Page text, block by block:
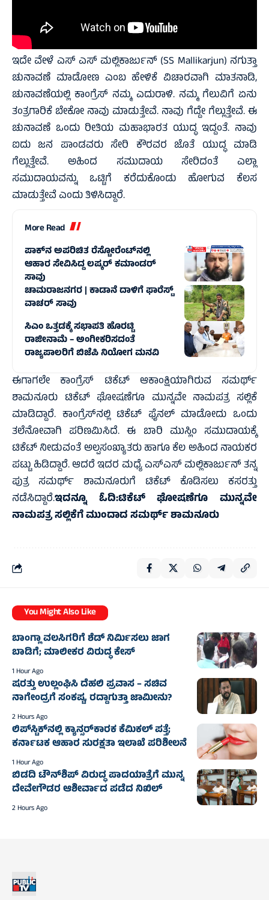
ಇದೇ ವೇಳೆ ಎಸ್ ಎಸ್ ಮಲ್ಲಿಕಾರ್ಜುನ್ (SS Mallikarjun) ನಗುತ್ತಾ
ಚುನಾವಣೆ ಮಾಡೋಣ ಎಂಬ ಹೇಳಿಕೆ ವಿಚಾರವಾಗಿ ಮಾತನಾಡಿ,
ಚುನಾವಣೆಯಲ್ಲಿ ಕಾಂಗ್ರೆಸ್ ನಮ್ಮ ಎದುರಾಳಿ. ನಮ್ಮ ಗೆಲುವಿಗೆ ಏನು
ತಂತ್ರಗಾರಿಕೆ ಬೇಕೋ ನಾವು ಮಾಡುತ್ತೇವೆ. ನಾವು ಗೆದ್ದೇ ಗೆಲ್ಲುತ್ತೇವೆ. ಈ
ಚುನಾವಣೆ ಒಂದು ರೀತಿಯ ಮಹಾಭಾರತ ಯುದ್ಧ ಇದ್ದಂತೆ. ನಾವು
ಐದು ಜನ ಪಾಂಡವರು ಸೇರಿ ಕೌರವರ ಜೊತೆ ಯುದ್ಧ ಮಾಡಿ
ಗೆಲ್ಲುತ್ತೇವೆ. ಅಹಿಂದ ಸಮುದಾಯ ಸೇರಿದಂತೆ ಎಲ್ಲಾ
ಸಮುದಾಯವನ್ನು ಒಟ್ಟಿಗೆ ಕರೆದುಕೊಂಡು ಹೋಗುವ ಕೆಲಸ
ಮಾಡುತ್ತೇವೆ ಎಂದು ತಿಳಿಸಿದ್ದಾರೆ.
More Read
ಪಾಕ್‌ನ ಅಪರಿಚಿತ ರೆಸ್ಟೋರೆಂಟ್‌ನಲ್ಲಿ
ಆಹಾರ ಸೇವಿಸಿದ್ದ ಲಷ್ಕರ್‌ ಕಮಾಂಡರ್‌
ಸಾವು
ಚಾಮರಾಜನಗರ | ಕಾಡಾನೆ ದಾಳಿಗೆ ಫಾರೆಸ್ಟ್
ವಾಚರ್ ಸಾವು
ಸಿಎಂ ಒತ್ತಡಕ್ಕೆ ಸಭಾಪತಿ ಹೊರಟ್ಟಿ
ರಾಜೀನಾಮೆ – ಅಂಗೀಕರಿಸದಂತೆ
ರಾಜ್ಯಪಾಲರಿಗೆ ಬಿಜೆಪಿ ನಿಯೋಗ ಮನವಿ
ಈಗಾಗಲೇ ಕಾಂಗ್ರೆಸ್ ಟಿಕೆಟ್ ಆಕಾಂಕ್ಷಿಯಾಗಿರುವ ಸಮರ್ಥ್
ಶಾಮನೂರು ಟಿಕೆಟ್ ಘೋಷಣೆಗೂ ಮುನ್ನವೇ ನಾಮಪತ್ರ ಸಲ್ಲಿಕೆ
ಮಾಡಿದ್ದಾರೆ. ಕಾಂಗ್ರೆಸ್‌ನಲ್ಲಿ ಟಿಕೆಟ್ ಫೈನಲ್ ಮಾಡೋದು ಒಂದು
ತಲೆನೋವಾಗಿ ಪರಿಣಮಿಸಿದೆ. ಈ ಬಾರಿ ಮುಸ್ಲಿಂ ಸಮುದಾಯಕ್ಕೆ
ಟಿಕೆಟ್ ನೀಡುವಂತೆ ಅಲ್ಪಸಂಖ್ಯಾತರು ಹಾಗೂ ಕೆಲ ಅಹಿಂದ ನಾಯಕರ
ಪಟ್ಟು ಹಿಡಿದ್ದಾರೆ. ಆದರೆ ಇದರ ಮಧ್ಯೆ ಎಸ್‌ಎಸ್ ಮಲ್ಲಿಕಾರ್ಜುನ್ ತನ್ನ
ಪುತ್ರ ಸಮರ್ಥ್ ಶಾಮನೂರುಗೆ ಟಿಕೆಟ್ ಕೊಡಿಸಲು ಕಸರತ್ತು
ನಡೆಸಿದ್ದಾರೆ.ಇದನ್ನೂ ಓದಿ:ಟಿಕೆಟ್‌ ಘೋಷಣೆಗೂ ಮುನ್ನವೇ
ನಾಮಪತ್ರ ಸಲ್ಲಿಕೆಗೆ ಮುಂದಾದ ಸಮರ್ಥ್‌ ಶಾಮನೂರು
You Might Also Like
ಬಾಂಗ್ಲಾ ವಲಸಿಗರಿಗೆ ಶೆಡ್ ನಿರ್ಮಿಸಲು ಜಾಗ
ಬಾಡಿಗೆ; ಮಾಲೀಕರ ವಿರುದ್ಧ ಕೇಸ್
1 Hour Ago
ಷರತ್ತು ಉಲ್ಲಂಘಿಸಿ ದೆಹಲಿ ಪ್ರವಾಸ – ಸಚಿವ
ನಾಗೇಂದ್ರಗೆ ಸಂಕಷ್ಟ, ರದ್ದಾಗುತ್ತಾ ಜಾಮೀನು?
2 Hours Ago
ಲಿಪ್‌ಸ್ಟಿಕ್‌ನಲ್ಲಿ ಕ್ಯಾನ್ಸರ್‌ಕಾರಕ ಕೆಮಿಕಲ್ ಪತ್ತೆ;
ಕರ್ನಾಟಕ ಆಹಾರ ಸುರಕ್ಷತಾ ಇಲಾಖೆ ಪರಿಶೀಲನೆ
1 Hour Ago
ಬಿಡದಿ ಟೌನ್‌ಶಿಪ್ ವಿರುದ್ಧ ಪಾದಯಾತ್ರೆಗೆ ಮುನ್ನ
ದೇವೇಗೌಡರ ಆಶೀರ್ವಾದ ಪಡೆದ ನಿಖಿಲ್
2 Hours Ago